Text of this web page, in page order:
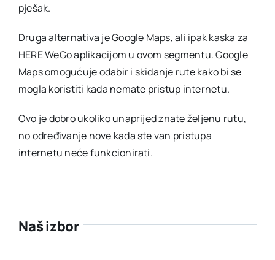
pješak.
Druga alternativa je Google Maps, ali ipak kaska za
HERE WeGo aplikacijom u ovom segmentu. Google
Maps omogućuje odabir i skidanje rute kako bi se
mogla koristiti kada nemate pristup internetu.
Ovo je dobro ukoliko unaprijed znate željenu rutu,
no određivanje nove kada ste van pristupa
internetu neće funkcionirati.
Naš izbor